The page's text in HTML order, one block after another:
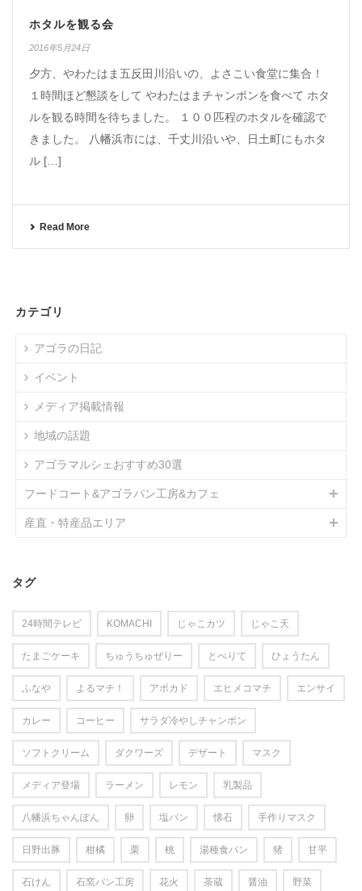
ホタルを観る会
2016年5月24日
夕方、やわたはま五反田川沿いの、よさこい食堂に集合！
１時間ほど懇談をして やわたはまチャンポンを食べて ホタ
ルを観る時間を待ちました。 １００匹程のホタルを確認で
きました。 八幡浜市には、千丈川沿いや、日土町にもホタ
ル […]
Read More
カテゴリ
アゴラの日記
イベント
メディア掲載情報
地域の話題
アゴラマルシェおすすめ30選
フードコート&アゴラパン工房&カフェ
産直・特産品エリア
タグ
24時間テレビ KOMACHI じゃこカツ じゃこ天
たまごケーキ ちゅうちゅぜりー とべりて ひょうたん
ふなや よるマチ！ アボカド エヒメコマチ エンサイ
カレー コーヒー サラダ冷やしチャンポン
ソフトクリーム ダクワーズ デザート マスク
メディア登場 ラーメン レモン 乳製品
八幡浜ちゃんぽん 卵 塩パン 懐石 手作りマスク
日野出豚 柑橘 栗 桃 湯種食パン 猪 甘平
石けん 石窯パン工房 花火 茶蔵 醤油 野菜